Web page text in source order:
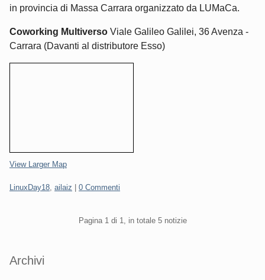
in provincia di Massa Carrara organizzato da LUMaCa.
Coworking Multiverso Viale Galileo Galilei, 36 Avenza -
Carrara (Davanti al distributore Esso)
View Larger Map
Categorie:
LinuxDay18, ailaiz 0 Commenti
Pagina 1 di 1, in totale 5 notizie
Sidebar
Archivi